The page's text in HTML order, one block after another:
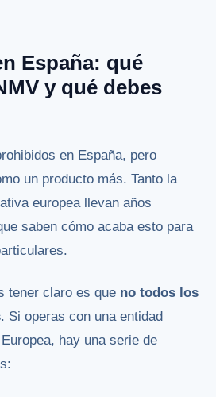
España: qué
y qué debes
en España, pero
un producto más. Tanto la
europea llevan años
saben cómo acaba esto para
tener claro es que no todos los
. Si operas con una entidad
hay una serie de